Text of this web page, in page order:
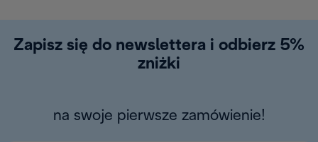
Zapisz się do newslettera i odbierz 5%
zniżki
na swoje pierwsze zamówienie!